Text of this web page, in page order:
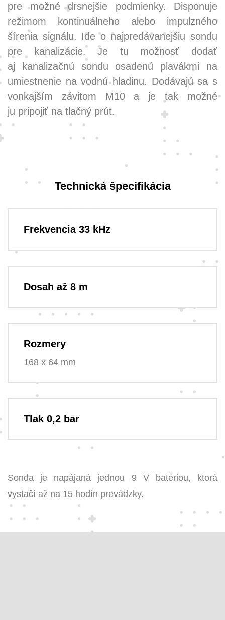
pre možné drsnejšie podmienky. Disponuje
režimom kontinuálneho alebo impulzného
šírenia signálu. Ide o najpredávanejšiu sondu
pre kanalizácie. Je tu možnosť dodať
aj kanalizačnú sondu osadenú plavákmi na
umiestnenie na vodnú hladinu. Dodávajú sa s
vonkajším závitom M10 a je tak možné
ju pripojiť na tlačný prút.
Technická špecifikácia
Frekvencia 33 kHz
Dosah až 8 m
Rozmery
168 x 64 mm
Tlak 0,2 bar
Sonda je napájaná jednou 9 V batériou, ktorá
vystačí až na 15 hodín prevádzky.